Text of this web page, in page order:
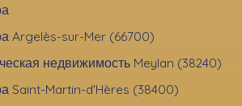
Argelès-sur-Mer (66700)
недвижимость Meylan (38240)
Saint-Martin-d'Hères (38400)